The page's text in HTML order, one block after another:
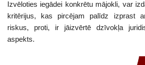
Izvēloties iegādei konkrētu mājokli, var
kritērijus, kas pircējam palīdz izprast
riskus, proti, ir jāizvērtē dzīvokļa
aspekts.